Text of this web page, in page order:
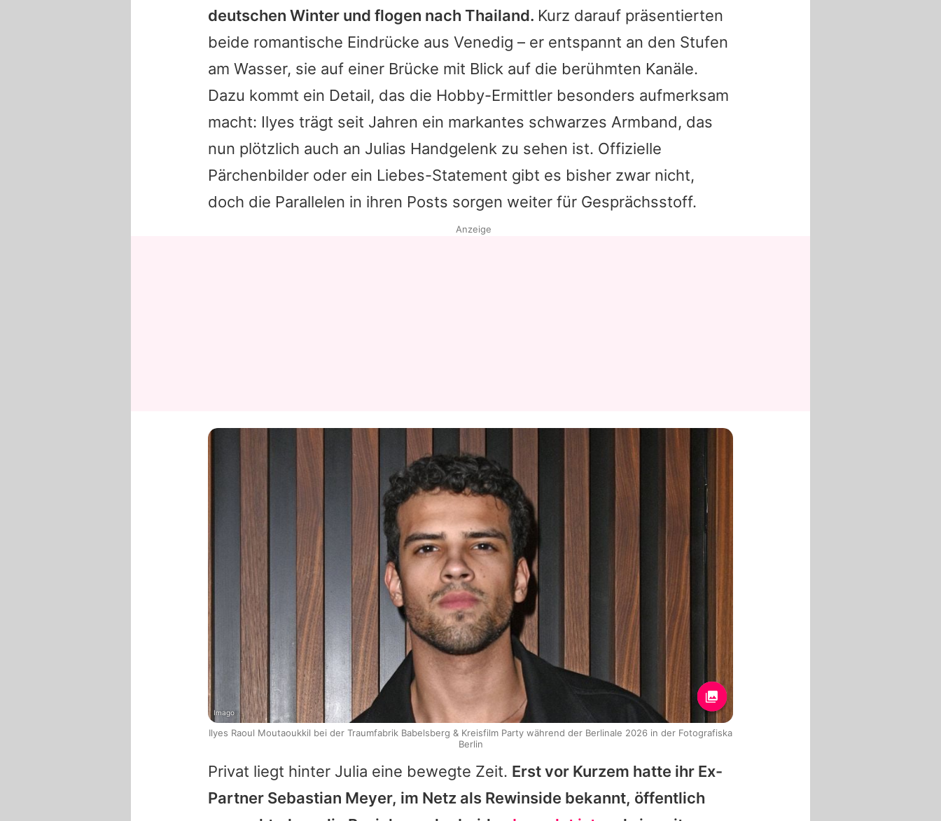
deutschen Winter und flogen nach Thailand. Kurz darauf präsentierten
beide romantische Eindrücke aus Venedig – er entspannt an den Stufen
am Wasser, sie auf einer Brücke mit Blick auf die berühmten Kanäle.
Dazu kommt ein Detail, das die Hobby-Ermittler besonders aufmerksam
macht: Ilyes trägt seit Jahren ein markantes schwarzes Armband, das
nun plötzlich auch an Julias Handgelenk zu sehen ist. Offizielle
Pärchenbilder oder ein Liebes-Statement gibt es bisher zwar nicht,
doch die Parallelen in ihren Posts sorgen weiter für Gesprächsstoff.
Privat liegt hinter Julia eine bewegte Zeit. Erst vor Kurzem hatte ihr Ex-
Partner Sebastian Meyer, im Netz als Rewinside bekannt, öffentlich
Anzeige
Imago
Ilyes Raoul Moutaoukkil bei der Traumfabrik Babelsberg & Kreisfilm Party während der Berlinale 2026 in der Fotografiska
Berlin